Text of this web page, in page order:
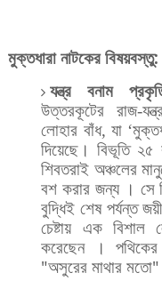
মুক্তধারা নাটকের বিষয়বস্তু:
যন্ত্র
বনাম
উত্তরকূটের
রাজ-
লোহার বাঁধ,যা ‘
দিয়েছে। বিভূতি ২৫
শিবতরাই অঞ্চলের
বশ করার জন্য । সে
বুদ্ধিই শেষ পর্যন্ত জয়ী
চেষ্টায়
এক বিশাল
করেছেন
। পথিকের
"অসুরের মাথার মতো"